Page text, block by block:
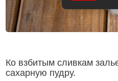
Ко взбитым сливкам
сахарную пудру.